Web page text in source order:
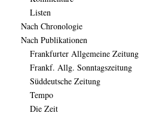
Listen
Nach Chronologie
Nach Publikationen
Frankfurter Allgemeine Zeitung
Frankf. Allg. Sonntagszeitung
Süddeutsche Zeitung
Tempo
Die Zeit